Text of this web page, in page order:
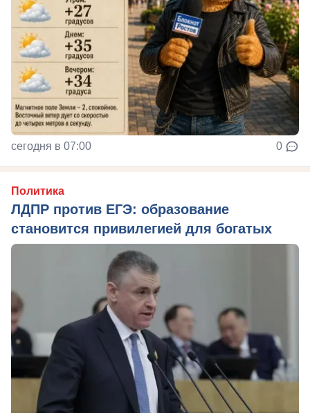
сегодня в 07:00 0
Политика
ЛДПР против ЕГЭ: образование
становится привилегией для богатых